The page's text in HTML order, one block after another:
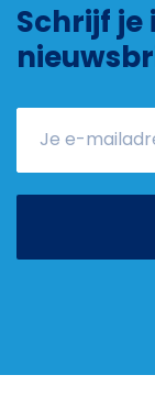
Schrijf je